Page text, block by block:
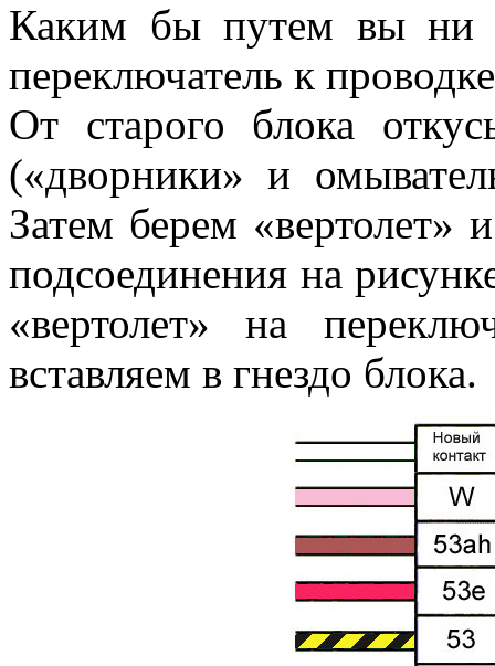
Каким бы путем вы ни
переключатель к
От старого блока
(«дворники» и
Затем берем «вертолет»
подсоединения на
«вертолет» на
вставляем в гнездо блока.